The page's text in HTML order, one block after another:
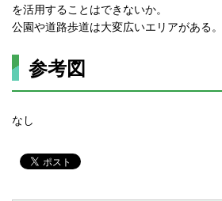
を活用することはできないか。
公園や道路歩道は大変広いエリアがある。
参考図
なし